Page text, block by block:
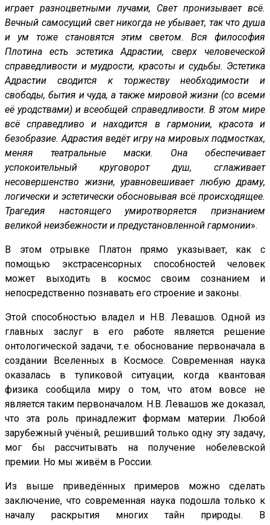
играет разноцветными лучами, Свет пронизывает всё.
Вечный самосущий свет никогда не убывает, так что душа
и ум тоже становятся этим светом. Вся философия
Плотина есть эстетика Адрастии, сверх человеческой
справедливости и мудрости, красоты и судьбы. Эстетика
Адрастии сводится к торжеству необходимости и
свободы, бытия и чуда, а также мировой жизни (со всеми
её уродствами) и всеобщей справедливости. В этом мире
всё справедливо и находится в гармонии, красота и
безобразие. Адрастия ведёт игру на мировых подмостках,
меняя театральные маски. Она обеспечивает
успокоительный круговорот душ, сглаживает
несовершенство жизни, уравновешивает любую драму,
логически и эстетически обосновывая всё происходящее.
Трагедия настоящего умиротворяется признанием
великой неизбежности и предустановленной гармонии».
В этом отрывке Платон прямо указывает, как с
помощью экстрасенсорных способностей человек
может выходить в космос своим сознанием и
непосредственно познавать его строение и законы.
Этой способностью владел и Н.В. Левашов. Одной из
главных заслуг в его работе является решение
онтологической задачи, т.е. обоснование первоначала в
создании Вселенных в Космосе. Современная наука
оказалась в тупиковой ситуации, когда квантовая
физика сообщила миру о том, что атом вовсе не
является таким первоначалом. Н.В. Левашов же доказал,
что эта роль принадлежит формам материи. Любой
зарубежный учёный, решивший только одну эту задачу,
мог бы рассчитывать на получение нобелевской
премии. Но мы живём в России.
Из выше приведённых примеров можно сделать
заключение, что современная наука подошла только к
началу раскрытия многих тайн природы. В